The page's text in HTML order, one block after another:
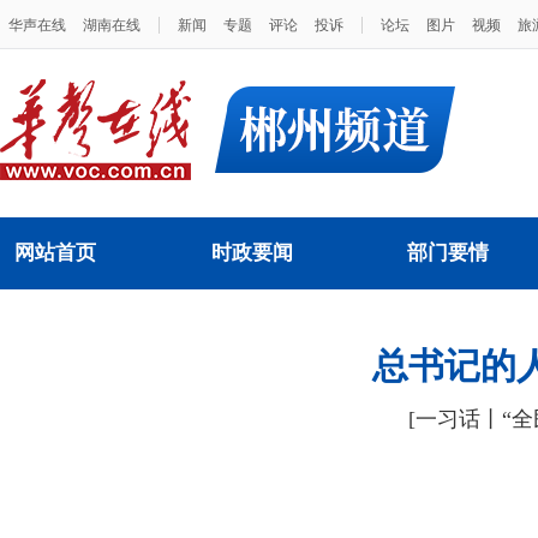
华声在线 湖南在线 | 新闻 专题 评论 投诉 | 论坛 图片 视频 旅
网站首页 时政要闻 部门要情
总书记的
[一习话丨“